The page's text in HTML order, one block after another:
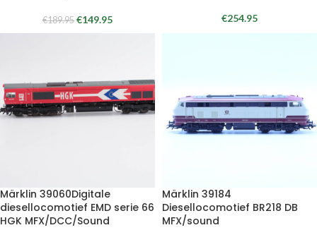
€189.95 €149.95 €254.95
Märklin 39060Digitale
diesellocomotief EMD serie 66
HGK MFX/DCC/Sound
Märklin 39184
Diesellocomotief BR218 DB
MFX/sound